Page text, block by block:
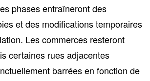
phases entraîneront des
et des modifications temporaires
Les commerces resteront
certaines rues adjacentes
barréesen fonction de